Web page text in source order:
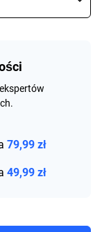
79,99 zł
49,99 zł